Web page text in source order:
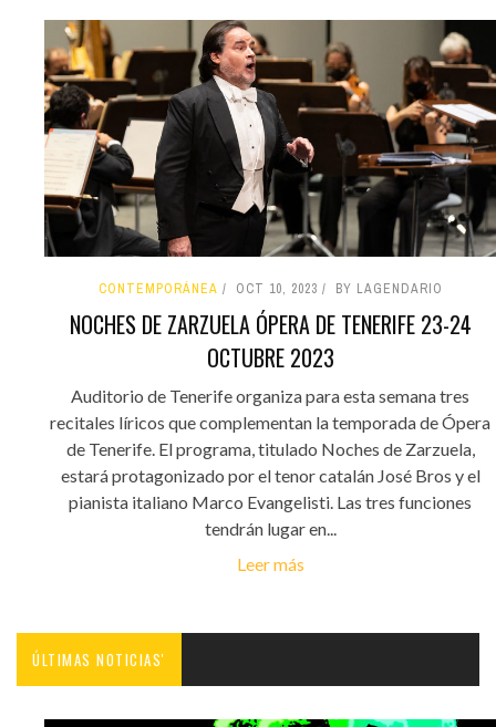
CONTEMPORÁNEA OCT 10, 2023 BY LAGENDARIO
NOCHES DE ZARZUELA ÓPERA DE TENERIFE 23-24
OCTUBRE 2023
Auditorio de Tenerife organiza para esta semana tres
recitales líricos que complementan la temporada de Ópera
de Tenerife. El programa, titulado Noches de Zarzuela,
estará protagonizado por el tenor catalán José Bros y el
pianista italiano Marco Evangelisti. Las tres funciones
tendrán lugar en...
Leer más
ÚLTIMAS NOTICIAS'